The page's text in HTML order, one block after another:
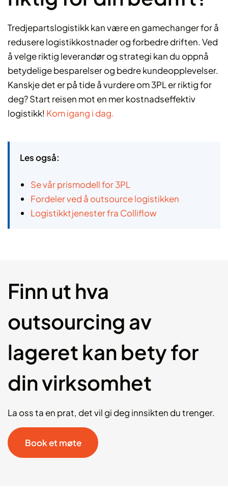
Tredjepartslogistikk kan være en gamechanger for å
redusere logistikkostnader og forbedre driften. Ved
å velge riktig leverandør og strategi kan du oppnå
betydelige besparelser og bedre kundeopplevelser.
Kanskje det er på tide å vurdere om 3PL er riktig for
deg? Start reisen mot en mer kostnadseffektiv
logistikk! Kom igang i dag.
Les også:
Se vår prismodell for 3PL
Fordeler ved å outsource logistikken
Logistikktjenester fra Colliflow
Finn ut hva
outsourcing av
lageret kan bety for
din virksomhet
La oss ta en prat, det vil gi deg innsikten du trenger.
Book et møte